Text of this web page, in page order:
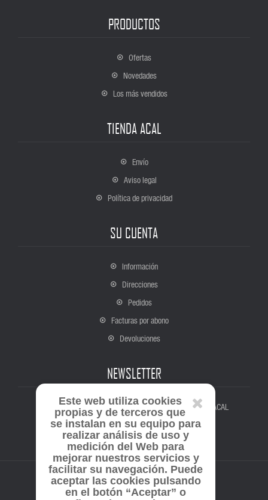
PRODUCTOS
Ofertas
Novedades
Los más vendidos
TIENDA ACAL
Envío
Aviso legal
Política de privacidad
SU CUENTA
Información
Direcciones
Pedidos
Facturas por abono
Devoluciones
NEWSLETTER
Suscríbete para estar al tanto de todas las novedades de ACAL
Este web utiliza cookies
propias y de terceros que
se instalan en su equipo para
realizar análisis de uso y
medición del Web para
mejorar nuestros servicios y
facilitar su navegación. Puede
aceptar las cookies pulsando
en el botón “Aceptar” o